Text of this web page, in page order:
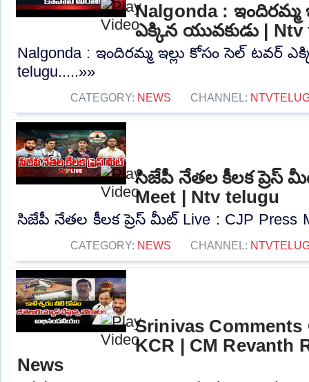
Nalgonda : ఇందిరమ్మ
ఎక్కిన యువకుడు | Ntv
Nalgonda : ఇందిరమ్మ ఇల్లు కోసం సెల్ టవర్
telugu.....»»
CATEGORY: NEWS CHANNEL:
సిజేపీ నేతల కీలక ప్రెస్
Meet | Ntv telugu
సిజేపీ నేతల కీలక ప్రెస్ మీట్ Live : CJP Press
CATEGORY: NEWS CHANNEL:
Srinivas Comments
KCR | CM Revanth
News